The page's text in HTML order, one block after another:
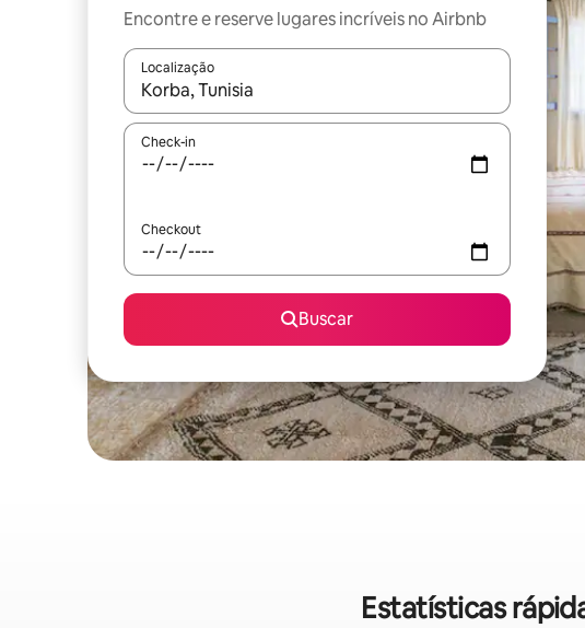
Encontre e reserve lugares incríveis no Airbnb
Localização
Quando os resultados estiverem disponíveis, explore-os
Check-in
Checkout
Buscar
Estatísticas